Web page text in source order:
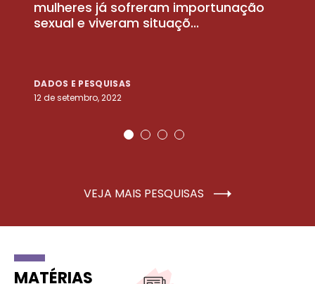
mulheres já sofreram importunação
sexual e viveram situaçõ...
DADOS E PESQUISAS
12 de setembro, 2022
VEJA MAIS PESQUISAS
MATÉRIAS